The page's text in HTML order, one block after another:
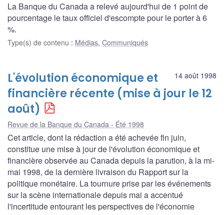
La Banque du Canada a relevé aujourd'hui de 1 point de
pourcentage le taux officiel d'escompte pour le porter à 6
%.
Type(s) de contenu : Médias, Communiqués
14 août 1998
L'évolution économique et
financière récente (mise à jour le 12
août)
Revue de la Banque du Canada - Été 1998
Cet article, dont la rédaction a été achevée fin juin,
constitue une mise à jour de l'évolution économique et
financière observée au Canada depuis la parution, à la mi-
mai 1998, de la dernière livraison du Rapport sur la
politique monétaire. La tournure prise par les événements
sur la scène internationale depuis mai a accentué
l'incertitude entourant les perspectives de l'économie